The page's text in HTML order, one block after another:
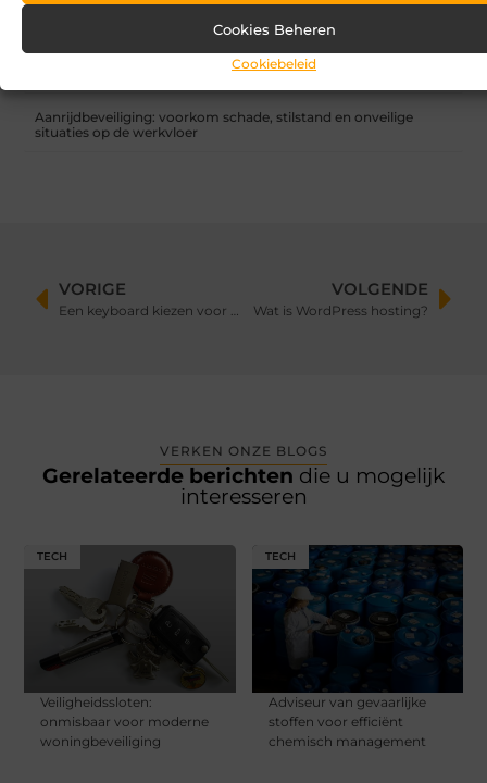
Cookies Beheren
Cookiebeleid
Zandbak schoon en diervriendelijk houden
Vind de perfecte garage in Eerbeek
Aanrijdbeveiliging: voorkom schade, stilstand en onveilige
situaties op de werkvloer
VORIGE
Een keyboard kiezen voor optredens: expertadvies
VOLGENDE
Wat is WordPress hosting?
VERKEN ONZE BLOGS
Gerelateerde berichten die u mogelijk
interesseren
TECH
Veiligheidssloten:
onmisbaar voor moderne
woningbeveiliging
TECH
Adviseur van gevaarlijke
stoffen voor efficiënt
chemisch management